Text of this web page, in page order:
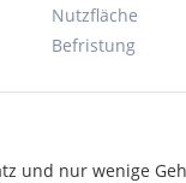
Nutzfläche
Befristung
und nur wenige